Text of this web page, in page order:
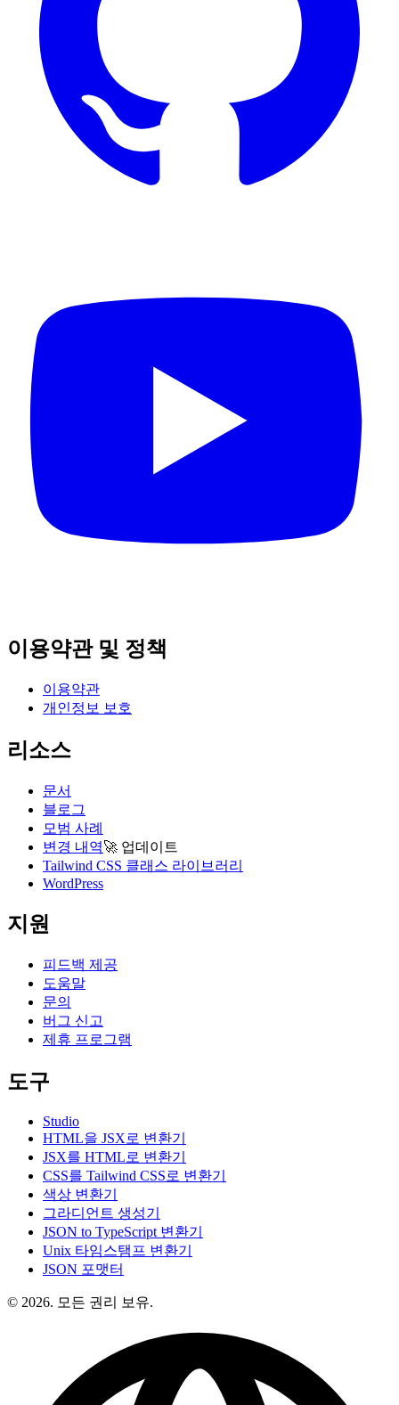
이용약관 및 정책
이용약관
개인정보 보호
리소스
문서
블로그
모범 사례
변경 내역🚀 업데이트
Tailwind CSS 클래스 라이브러리
WordPress
지원
피드백 제공
도움말
문의
버그 신고
제휴 프로그램
도구
Studio
HTML을 JSX로 변환기
JSX를 HTML로 변환기
CSS를 Tailwind CSS로 변환기
색상 변환기
그라디언트 생성기
JSON to TypeScript 변환기
Unix 타임스탬프 변환기
JSON 포맷터
© 2026. 모든 권리 보유.